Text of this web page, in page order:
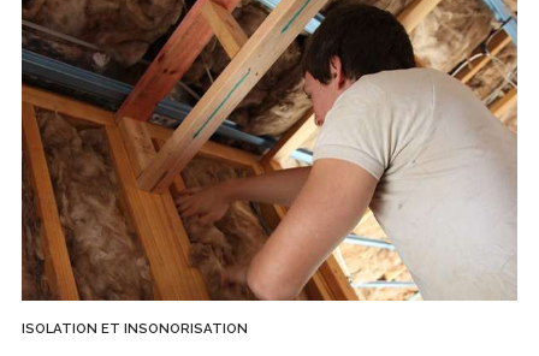
ISOLATION ET INSONORISATION